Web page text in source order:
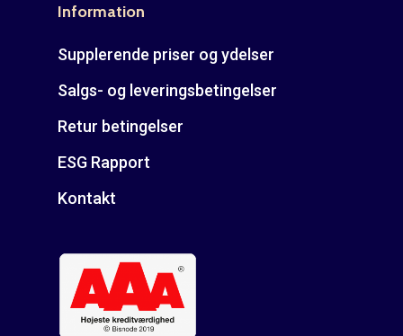
Information
Supplerende priser og ydelser
Salgs- og leveringsbetingelser
Retur betingelser
ESG Rapport
Kontakt